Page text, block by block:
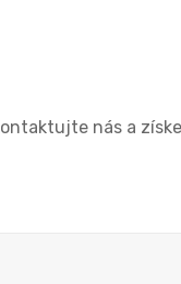
nás a